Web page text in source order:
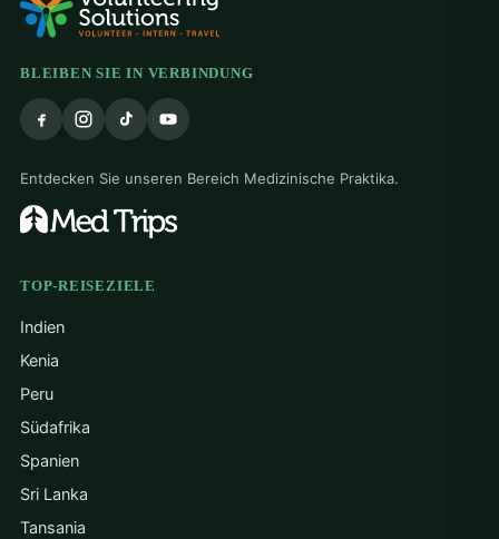
BLEIBEN SIE IN VERBINDUNG
Entdecken Sie unseren Bereich Medizinische Praktika.
TOP-REISEZIELE
Indien
Kenia
Peru
Südafrika
Spanien
Sri Lanka
Tansania